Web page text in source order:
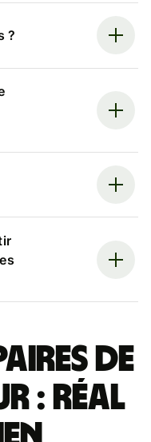
?
de
: réal